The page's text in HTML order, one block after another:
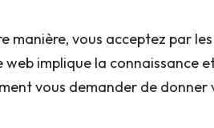
vous acceptez par les
implique la connaissance
vous demander de